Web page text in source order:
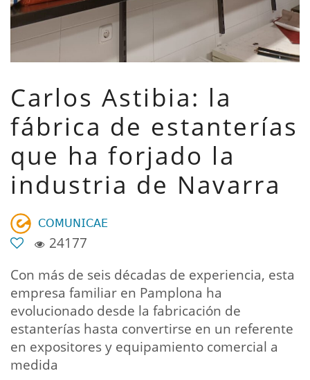
Carlos Astibia: la
fábrica de estanterías
que ha forjado la
industria de Navarra
𝖢𝖮𝖬𝖴𝖭𝖨𝖢𝖠𝖤
24177
Con más de seis décadas de experiencia, esta
empresa familiar en Pamplona ha
evolucionado desde la fabricación de
estanterías hasta convertirse en un referente
en expositores y equipamiento comercial a
medida